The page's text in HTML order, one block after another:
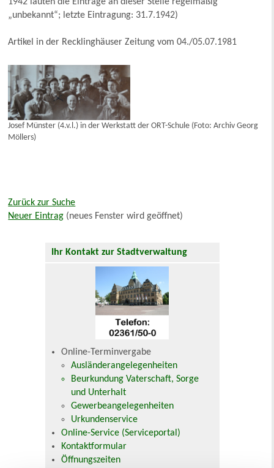
„unbekannt“; letzte Eintragung: 31.7.1942)
Artikel in der Recklinghäuser Zeitung vom 04./05.07.1981
Josef Münster (4.v.l.) in der Werkstatt der ORT-Schule (Foto: Archiv Georg
Möllers)
Zurück zur Suche
Neuer Eintrag (neues Fenster wird geöffnet)
Ihr Kontakt zur Stadtverwaltung
Online-Terminvergabe
Ausländerangelegenheiten
Beurkundung Vaterschaft, Sorge
und Unterhalt
Gewerbeangelegenheiten
Urkundenservice
Online-Service (Serviceportal)
Kontaktformular
Öffnungszeiten